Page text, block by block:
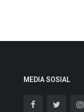
MEDIA SOSIAL